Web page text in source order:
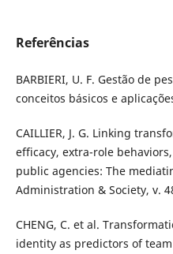
Referências
BARBIERI, U. F. Gestão de
conceitos básicos e
CAILLIER, J. G. Linking
efficacy, extra-role
public agencies: The
Administration & Society, v.
CHENG, C. et al.
identity as predictors of